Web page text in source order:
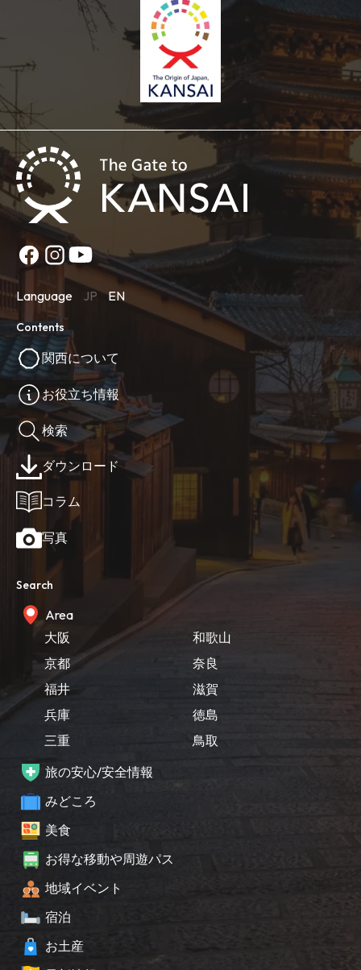
Language JP EN
Contents
関西について
お役立ち情報
検索
ダウンロード
コラム
写真
Search
Area
大阪
京都
福井
兵庫
三重
和歌山
奈良
滋賀
徳島
鳥取
旅の安心/安全情報
みどころ
美食
お得な移動や周遊パス
地域イベント
宿泊
お土産